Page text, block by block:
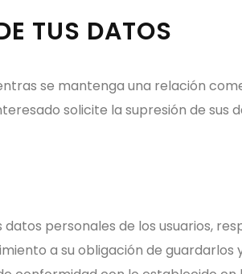
TUS DATOS
se mantenga una relación
solicite la supresión de sus
personales de los usuarios,
a su obligación de